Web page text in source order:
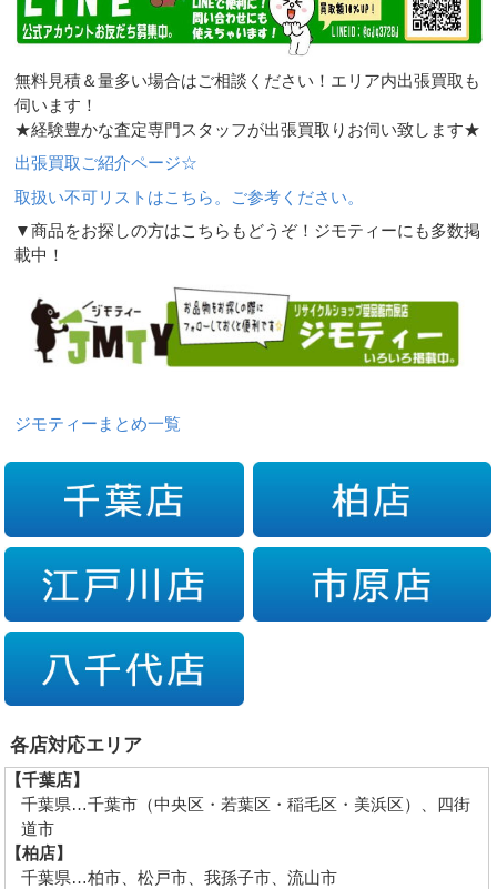
無料見積＆量多い場合はご相談ください！エリア内出張買取も
伺います！
★経験豊かな査定専門スタッフが出張買取りお伺い致します★
出張買取ご紹介ページ☆
取扱い不可リストはこちら。ご参考ください。
▼商品をお探しの方はこちらもどうぞ！ジモティーにも多数掲
載中！
ジモティーまとめ一覧
各店対応エリア
【千葉店】
千葉県…千葉市（中央区・若葉区・稲毛区・美浜区）、四街
道市
【柏店】
千葉県…柏市、松戸市、我孫子市、流山市